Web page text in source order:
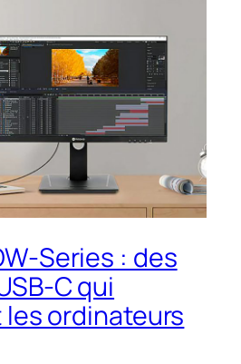
Series : des
C qui
ordinateurs